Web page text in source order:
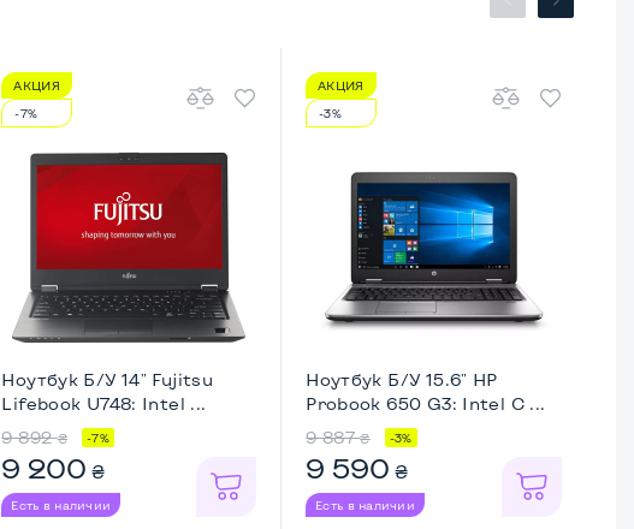
АКЦИЯ
-7%
Ноутбук Б/У 14" Fujitsu
Lifebook U748: Intel ...
9 892 ₴ -7%
9 200 ₴
Есть в наличии
АКЦИЯ
-3%
Ноутбук Б/У 15.6" HP
Probook 650 G3: Intel C ...
9 887 ₴ -3%
9 590 ₴
Есть в наличии